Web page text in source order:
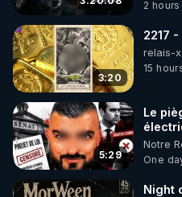
code : REGENERE10
▶ 30 jours gratuit sur
de bien-être ENVOL :
Rendez-vous sur https://
le code : REGENERE
2
3:20
2217
relais-x
15
5:29
Le
les
Notre
One
Night